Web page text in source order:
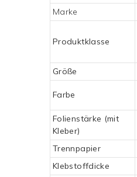
Marke
Produktklasse
Größe
Farbe
Folienstärke (mit
Kleber)
Trennpapier
Klebstoffdicke